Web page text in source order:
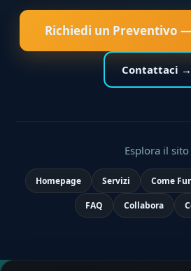
Richiedi un Preventivo
Contattaci →
Esplora il sito
Homepage Servizi Come
FAQ Collabora